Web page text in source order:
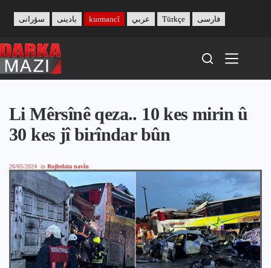
content
بادینی سۆرانی kurmancî عربي Türkçe فارسی
Li Mêrsînê qeza.. 10 kes mirin û
30 kes jî birîndar bûn
26/05/2024 in Rojhelata navîn